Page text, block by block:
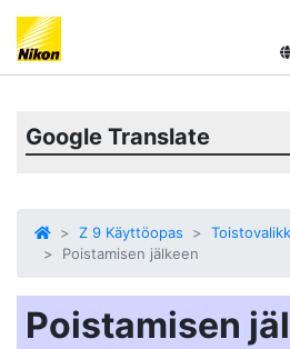
Google Translate
Z 9 Käyttöopas
Poistamisen jälkeen
Poistamisen